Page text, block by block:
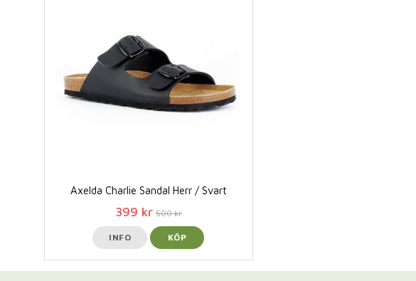
Axelda Charlie Sandal Herr / Svart
399 kr 500 kr
INFO KÖP